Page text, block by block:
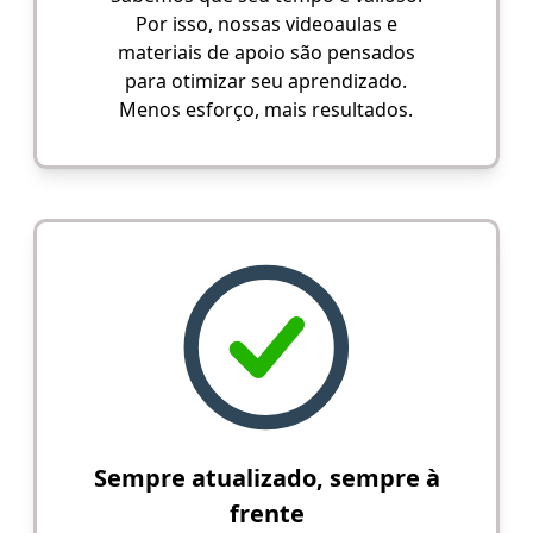
Por isso, nossas videoaulas e
materiais de apoio são pensados
para otimizar seu aprendizado.
Menos esforço, mais resultados.
Sempre atualizado, sempre à
frente